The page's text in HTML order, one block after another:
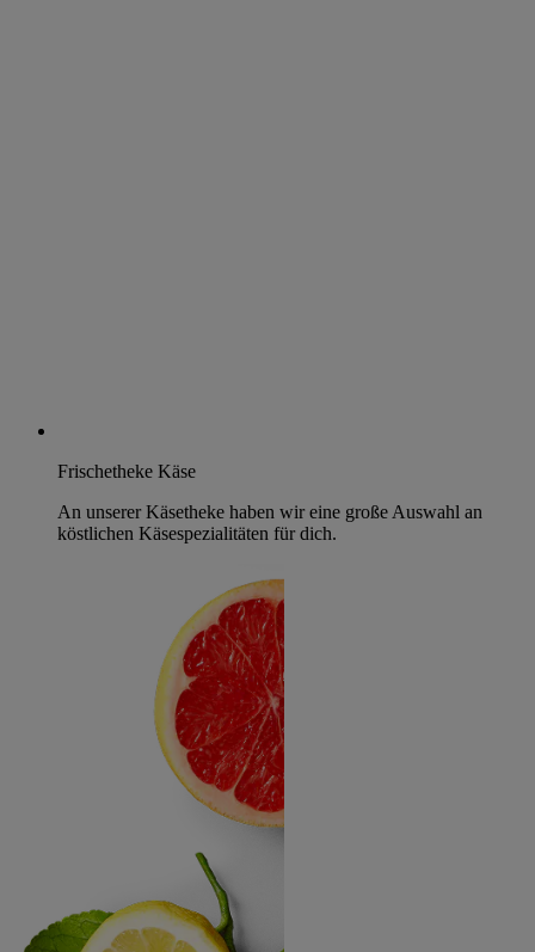
Frischetheke Käse
An unserer Käsetheke haben wir eine große Auswahl an
köstlichen Käsespezialitäten für dich.